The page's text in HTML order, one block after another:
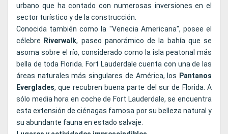
urbano que ha contado con numerosas inversiones en el
sector turístico y de la construcción.
Conocida también como la "Venecia Americana", posee el
célebre
Riverwalk, paseo panorámico de la bahía que se
asoma sobre el río, considerado como la isla peatonal más
bella de toda Florida. Fort Lauderdale cuenta con una de las
áreas naturales más singulares de América, los Pantanos
Everglades, que recubren buena parte del sur de Florida. A
sólo media hora en coche de Fort Lauderdale, se encuentra
esta extensión de ciénagas famosa por su belleza natural y
su abundante fauna en estado salvaje.